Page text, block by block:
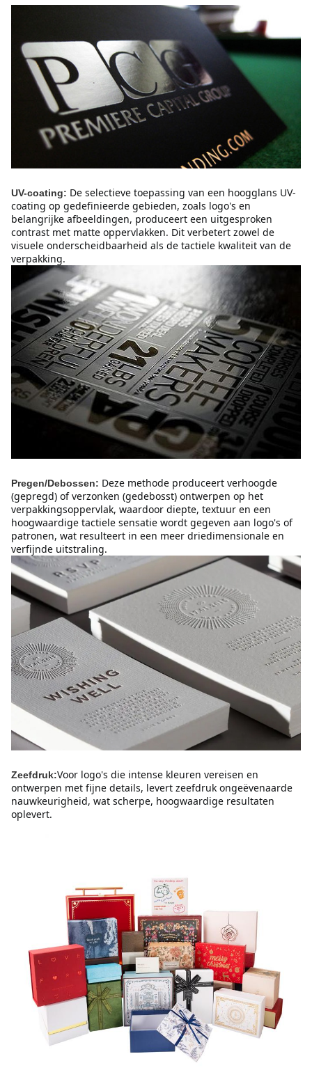
UV-coating: De selectieve toepassing van een hoogglans UV-
coating op gedefinieerde gebieden, zoals logo's en
belangrijke afbeeldingen, produceert een uitgesproken
contrast met matte oppervlakken. Dit verbetert zowel de
visuele onderscheidbaarheid als de tactiele kwaliteit van de
verpakking.
Pregen/Debossen: Deze methode produceert verhoogde
(gepregd) of verzonken (gedebosst) ontwerpen op het
verpakkingsoppervlak, waardoor diepte, textuur en een
hoogwaardige tactiele sensatie wordt gegeven aan logo's of
patronen, wat resulteert in een meer driedimensionale en
verfijnde uitstraling.
Zeefdruk:Voor logo's die intense kleuren vereisen en
ontwerpen met fijne details, levert zeefdruk ongeëvenaarde
nauwkeurigheid, wat scherpe, hoogwaardige resultaten
oplevert.